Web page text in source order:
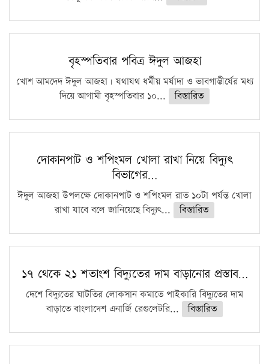
বৃহস্পতিবার পবিত্র ঈদুল আজহা
খোশ আমদেদ ঈদুল আজহা। যথাযথ ধর্মীয় মর্যাদা ও ভাবগাম্ভীর্যের মধ্য
দিয়ে আগামী বৃহস্পতিবার ১০...
বিস্তারিত
দোকানপাট ও শপিংমল খোলা রাখা নিয়ে বিদ্যুৎ
বিভাগের…
ঈদুল আজহা উপলক্ষে দোকানপাট ও শপিংমল রাত ১০টা পর্যন্ত খোলা
রাখা যাবে বলে জানিয়েছে বিদ্যুৎ...
বিস্তারিত
১৭ থেকে ২১ শতাংশ বিদ্যুতের দাম বাড়ানোর প্রস্তাব…
দেশে বিদ্যুতের ঘাটতির লোকসান কমাতে পাইকারি বিদ্যুতের দাম
বাড়াতে বাংলাদেশ এনার্জি রেগুলেটরি...
বিস্তারিত